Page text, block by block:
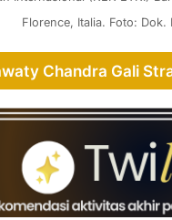
Florence, Italia. Foto: Dok.
Chandra Gali